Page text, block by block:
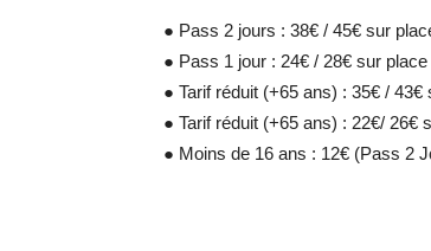
● Pass 2 jours : 38€ / 45€ sur
● Pass 1 jour : 24€ / 28€ sur place
● Tarif réduit (+65 ans) : 35€ /
● Tarif réduit (+65 ans) : 22€/ 26€
● Moins de 16 ans : 12€ (Pass 2